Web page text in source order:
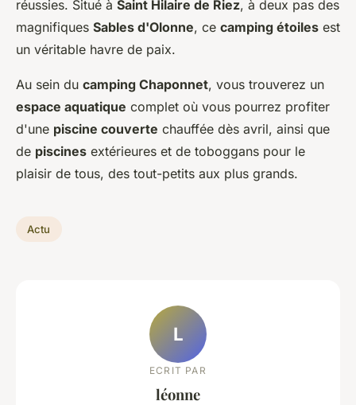
réussies. Situé à Saint Hilaire de Riez, à deux pas des
magnifiques Sables d'Olonne, ce camping étoiles est
un véritable havre de paix.
Au sein du camping Chaponnet, vous trouverez un
espace aquatique complet où vous pourrez profiter
d'une piscine couverte chauffée dès avril, ainsi que
de piscines extérieures et de toboggans pour le
plaisir de tous, des tout-petits aux plus grands.
Actu
L
ECRIT PAR
léonne